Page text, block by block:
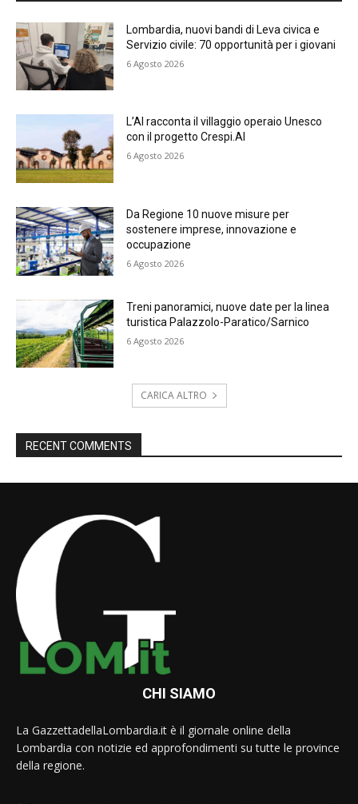
Lombardia, nuovi bandi di Leva civica e
Servizio civile: 70 opportunità per i giovani
6 Agosto 2026
L’AI racconta il villaggio operaio Unesco
con il progetto Crespi.AI
6 Agosto 2026
Da Regione 10 nuove misure per
sostenere imprese, innovazione e
occupazione
6 Agosto 2026
Treni panoramici, nuove date per la linea
turistica Palazzolo-Paratico/Sarnico
6 Agosto 2026
CARICA ALTRO
RECENT COMMENTS
CHI SIAMO
La GazzettadellaLombardia.it è il giornale online della
Lombardia con notizie ed approfondimenti su tutte le province
della regione.